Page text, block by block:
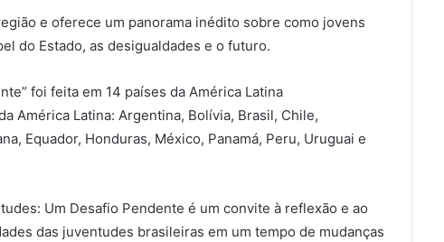
e oferece um panorama inédito sobre como jovens
do Estado, as desigualdades e o futuro.
foi feita em 14 países da América Latina
América Latina: Argentina, Bolívia, Brasil, Chile,
Equador, Honduras, México, Panamá, Peru, Uruguai e
Um Desafio Pendente é um convite à reflexão e ao
das juventudes brasileiras em um tempo de mudanças